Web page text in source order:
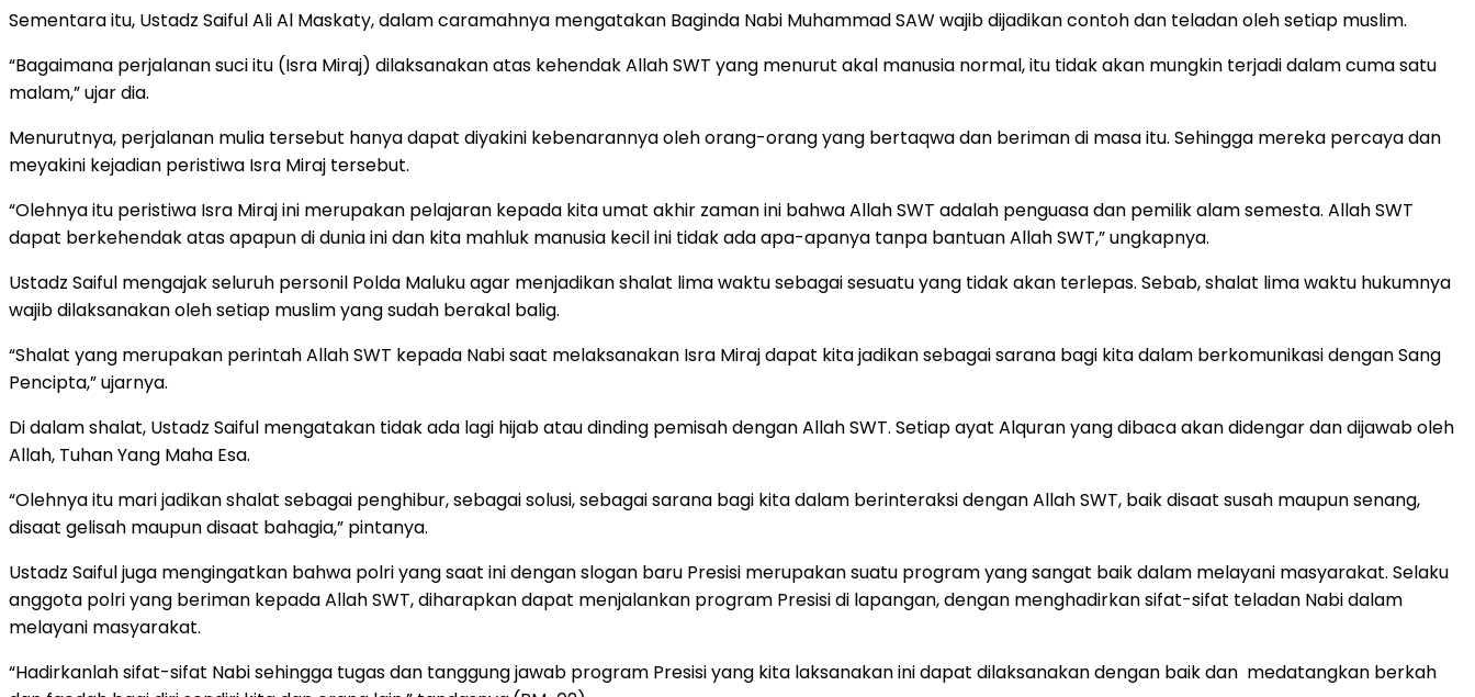
Sementara itu, Ustadz Saiful Ali Al Maskaty, dalam caramahnya mengatakan Baginda Nabi Muhammad SAW wajib dijadikan contoh dan teladan oleh setiap muslim.
“Bagaimana perjalanan suci itu (Isra Miraj) dilaksanakan atas kehendak Allah SWT yang menurut akal manusia normal, itu tidak akan mungkin terjadi dalam cuma satu
malam,” ujar dia.
Menurutnya, perjalanan mulia tersebut hanya dapat diyakini kebenarannya oleh orang-orang yang bertaqwa dan beriman di masa itu. Sehingga mereka percaya dan
meyakini kejadian peristiwa Isra Miraj tersebut.
“Olehnya itu peristiwa Isra Miraj ini merupakan pelajaran kepada kita umat akhir zaman ini bahwa Allah SWT adalah penguasa dan pemilik alam semesta. Allah SWT
dapat berkehendak atas apapun di dunia ini dan kita mahluk manusia kecil ini tidak ada apa-apanya tanpa bantuan Allah SWT,” ungkapnya.
Ustadz Saiful mengajak seluruh personil Polda Maluku agar menjadikan shalat lima waktu sebagai sesuatu yang tidak akan terlepas. Sebab, shalat lima waktu hukumnya
wajib dilaksanakan oleh setiap muslim yang sudah berakal balig.
“Shalat yang merupakan perintah Allah SWT kepada Nabi saat melaksanakan Isra Miraj dapat kita jadikan sebagai sarana bagi kita dalam berkomunikasi dengan Sang
Pencipta,” ujarnya.
Di dalam shalat, Ustadz Saiful mengatakan tidak ada lagi hijab atau dinding pemisah dengan Allah SWT. Setiap ayat Alquran yang dibaca akan didengar dan dijawab oleh
Allah, Tuhan Yang Maha Esa.
“Olehnya itu mari jadikan shalat sebagai penghibur, sebagai solusi, sebagai sarana bagi kita dalam berinteraksi dengan Allah SWT, baik disaat susah maupun senang,
disaat gelisah maupun disaat bahagia,” pintanya.
Ustadz Saiful juga mengingatkan bahwa polri yang saat ini dengan slogan baru Presisi merupakan suatu program yang sangat baik dalam melayani masyarakat. Selaku
anggota polri yang beriman kepada Allah SWT, diharapkan dapat menjalankan program Presisi di lapangan, dengan menghadirkan sifat-sifat teladan Nabi dalam
melayani masyarakat.
“Hadirkanlah sifat-sifat Nabi sehingga tugas dan tanggung jawab program Presisi yang kita laksanakan ini dapat dilaksanakan dengan baik dan medatangkan berkah